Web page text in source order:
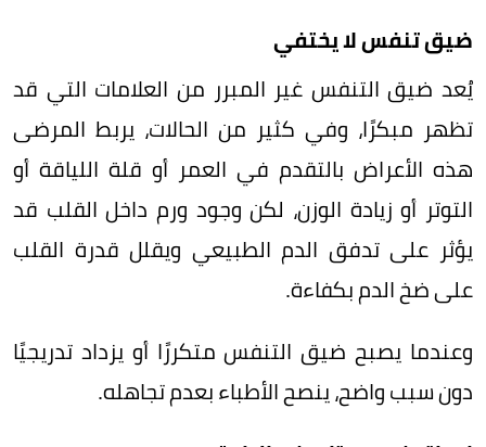
ضيق تنفس لا يختفي
يُعد ضيق التنفس غير المبرر من العلامات التي قد
تظهر مبكرًا، وفي كثير من الحالات، يربط المرضى
هذه الأعراض بالتقدم في العمر أو قلة اللياقة أو
التوتر أو زيادة الوزن، لكن وجود ورم داخل القلب قد
يؤثر على تدفق الدم الطبيعي ويقلل قدرة القلب
على ضخ الدم بكفاءة.
وعندما يصبح ضيق التنفس متكررًا أو يزداد تدريجيًا
دون سبب واضح، ينصح الأطباء بعدم تجاهله.